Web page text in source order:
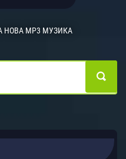
НОВА MP3 МУЗИКА